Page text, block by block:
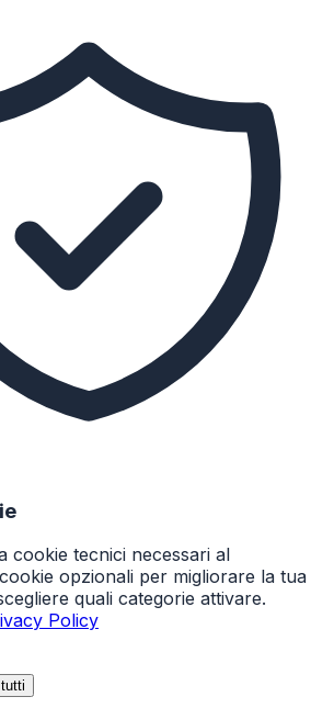
cookie tecnici necessari al
opzionali per migliorare la tua
quali categorie attivare.
Policy